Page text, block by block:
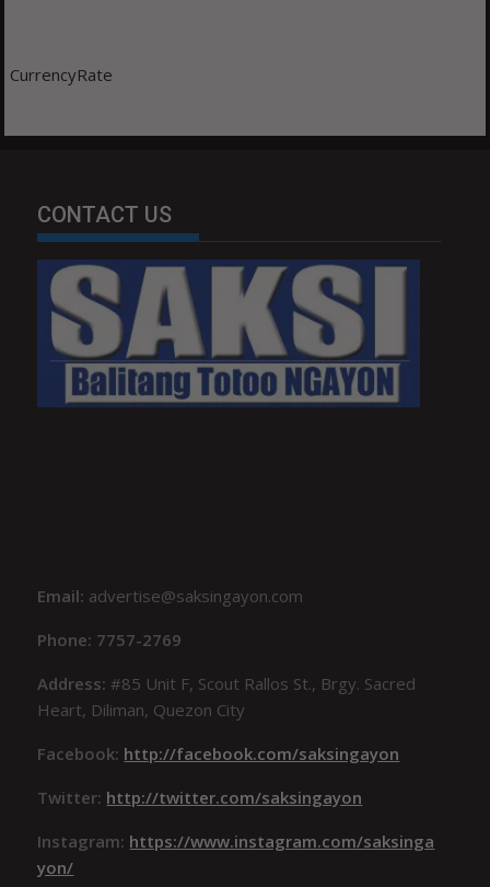
CurrencyRate
CONTACT US
Email: advertise@saksingayon.com
Phone: 7757-2769
Address:#85 Unit F, Scout Rallos St., Brgy. Sacred
Heart, Diliman, Quezon City
Facebook: http://facebook.com/saksingayon
Twitter: http://twitter.com/saksingayon
Instagram: https://www.instagram.com/saksinga
yon/